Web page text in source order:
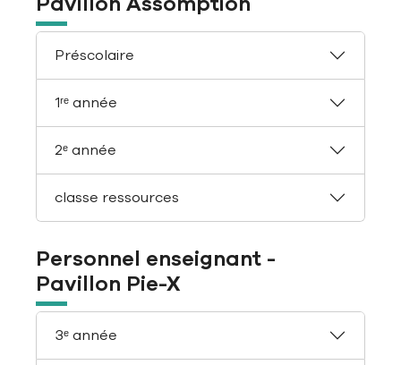
Préscolaire
1ʳᵉ année
2ᵉ année
classe ressources
Personnel enseignant -
Pavillon Pie-X
3ᵉ année